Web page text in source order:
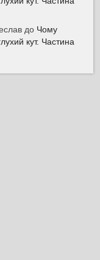
до Чому
кут. Частина